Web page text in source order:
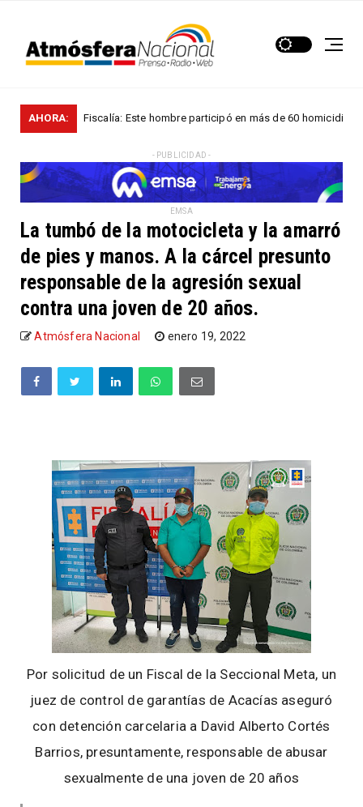
AHORA:Fiscalía: Este hombre participó en más de 60 homicidios en...
- PUBLICIDAD -
EMSA
La tumbó de la motocicleta y la amarró
de pies y manos. A la cárcel presunto
responsable de la agresión sexual
contra una joven de 20 años.
Atmósfera Nacional enero 19, 2022
Por solicitud de un Fiscal de la Seccional Meta, un
juez de control de garantías de Acacías aseguró
con detención carcelaria a David Alberto Cortés
Barrios, presuntamente, responsable de abusar
sexualmente de una joven de 20 años